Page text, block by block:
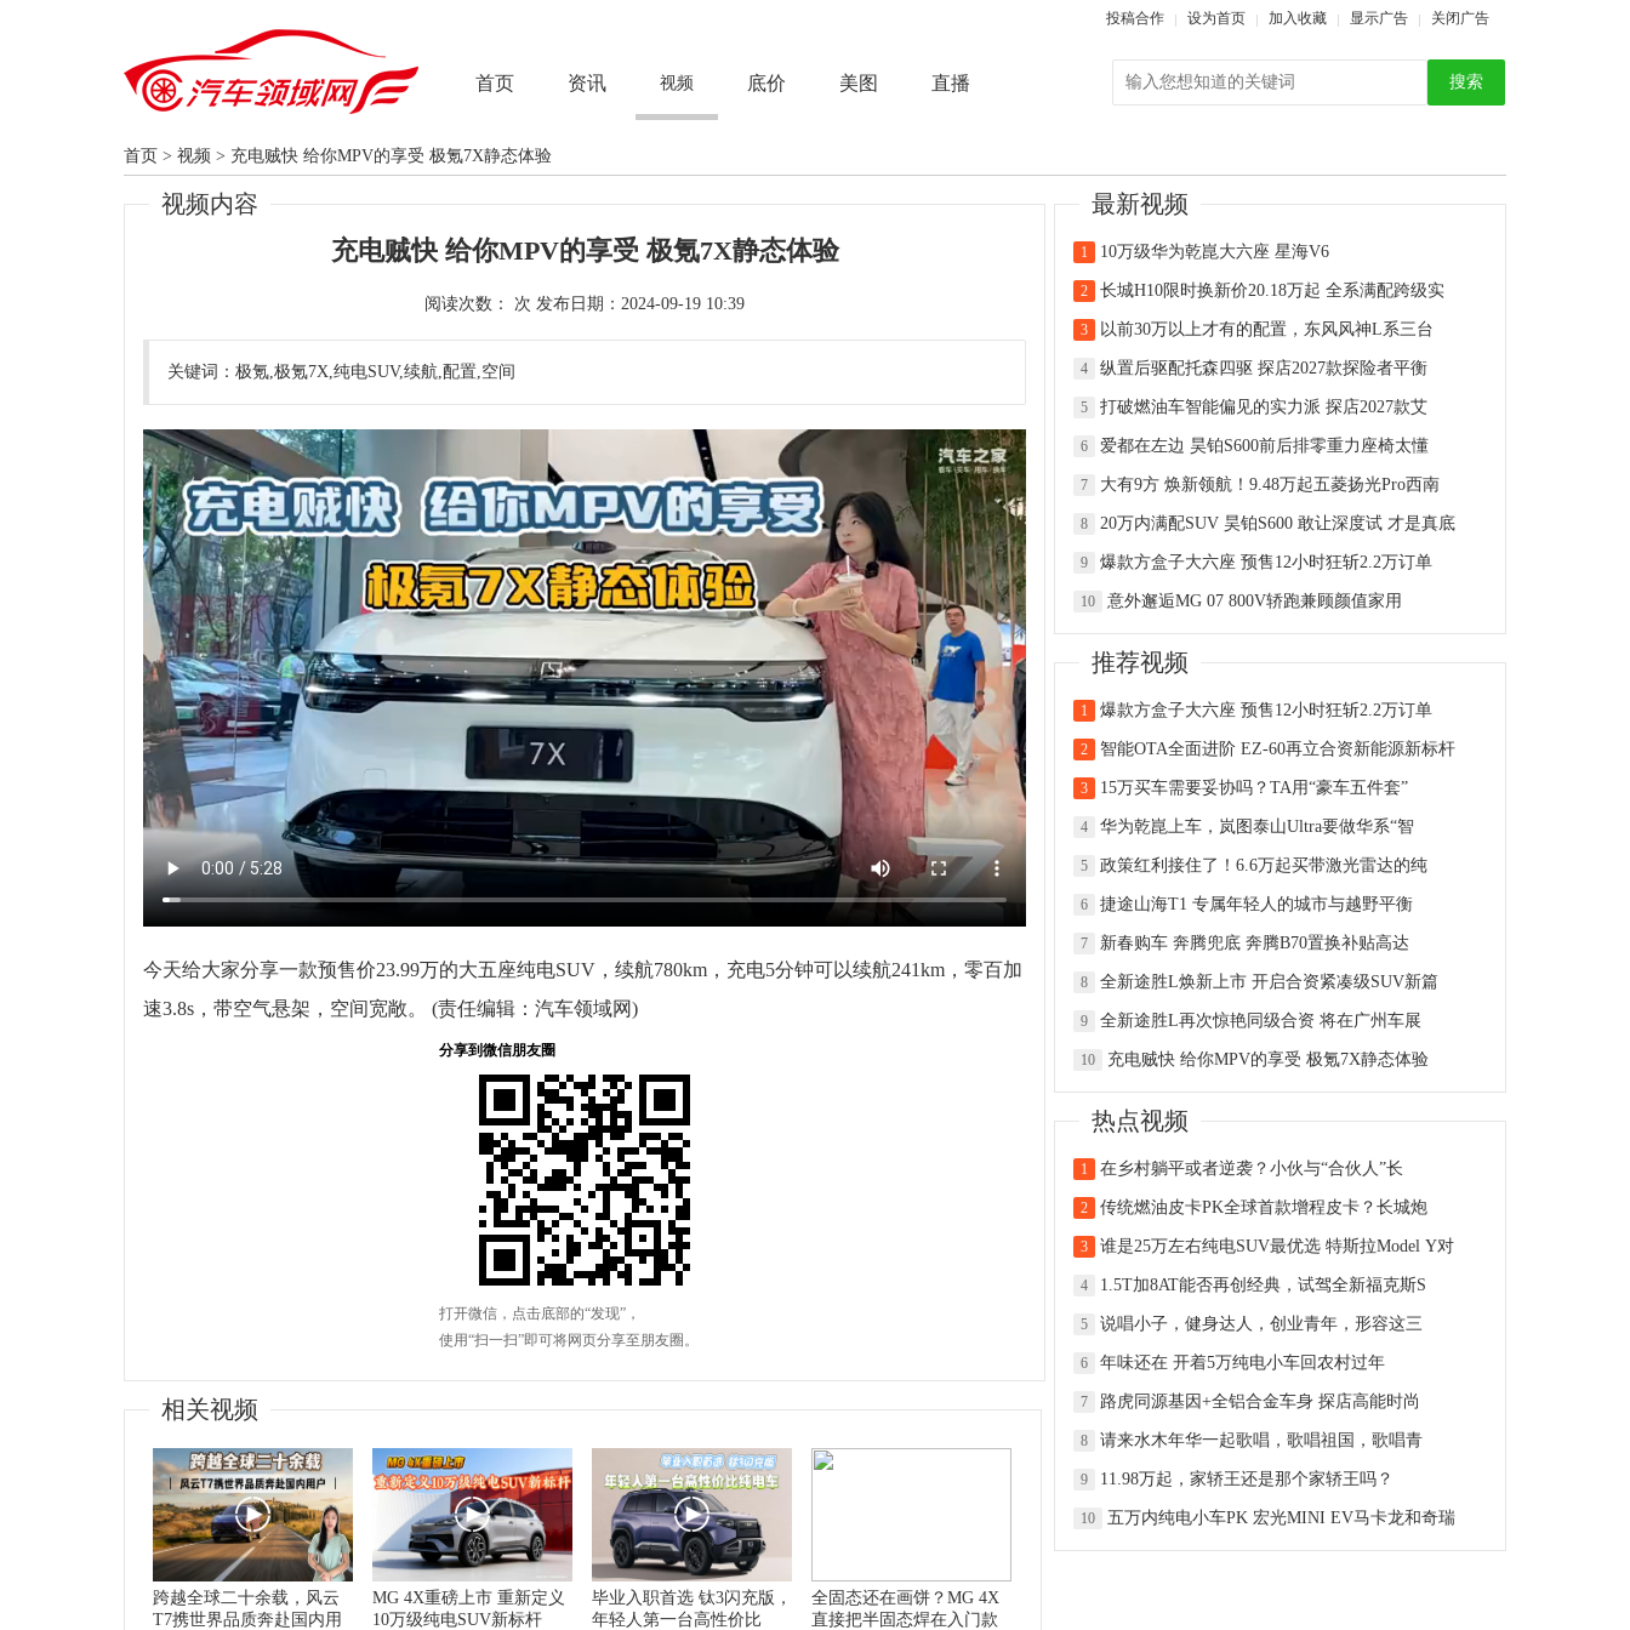
投稿合作 设为首页 加入收藏 显示广告 关闭广告
首页 资讯 视频 底价 美图 直播 搜索
首页 > 视频 > 充电贼快 给你MPV的享受 极氪7X静态体验
视频内容
充电贼快 给你MPV的享受 极氪7X静态体验
阅读次数： 次 发布日期：2024-09-19 10:39
关键词：极氪,极氪7X,纯电SUV,续航,配置,空间
今天给大家分享一款预售价23.99万的大五座纯电SUV，续航780km，充电5分钟可以续航241km，零百加
速3.8s，带空气悬架，空间宽敞。 (责任编辑：汽车领域网)
相关视频
跨越全球二十余载，风云
T7携世界品质奔赴国内用
MG 4X重磅上市 重新定义
10万级纯电SUV新标杆
毕业入职首选 钛3闪充版，
年轻人第一台高性价比
全固态还在画饼？MG 4X
直接把半固态焊在入门款
最新视频
1 10万级华为乾崑大六座 星海V6
2 长城H10限时换新价20.18万起 全系满配跨级实
3 以前30万以上才有的配置，东风风神L系三台
4 纵置后驱配托森四驱 探店2027款探险者平衡
5 打破燃油车智能偏见的实力派 探店2027款艾
6 爱都在左边 昊铂S600前后排零重力座椅太懂
7 大有9方 焕新领航！9.48万起五菱扬光Pro西南
8 20万内满配SUV 昊铂S600 敢让深度试 才是真底
9 爆款方盒子大六座 预售12小时狂斩2.2万订单
10 意外邂逅MG 07 800V轿跑兼顾颜值家用
推荐视频
1 爆款方盒子大六座 预售12小时狂斩2.2万订单
2 智能OTA全面进阶 EZ-60再立合资新能源新标杆
3 15万买车需要妥协吗？TA用“豪车五件套”
4 华为乾崑上车，岚图泰山Ultra要做华系“智
5 政策红利接住了！6.6万起买带激光雷达的纯
6 捷途山海T1 专属年轻人的城市与越野平衡
7 新春购车 奔腾兜底 奔腾B70置换补贴高达
8 全新途胜L焕新上市 开启合资紧凑级SUV新篇
9 全新途胜L再次惊艳同级合资 将在广州车展
10 充电贼快 给你MPV的享受 极氪7X静态体验
热点视频
1 在乡村躺平或者逆袭？小伙与“合伙人”长
2 传统燃油皮卡PK全球首款增程皮卡？长城炮
3 谁是25万左右纯电SUV最优选 特斯拉Model Y对
4 1.5T加8AT能否再创经典，试驾全新福克斯S
5 说唱小子，健身达人，创业青年，形容这三
6 年味还在 开着5万纯电小车回农村过年
7 路虎同源基因+全铝合金车身 探店高能时尚
8 请来水木年华一起歌唱，歌唱祖国，歌唱青
9 11.98万起，家轿王还是那个家轿王吗？
10 五万内纯电小车PK 宏光MINI EV马卡龙和奇瑞